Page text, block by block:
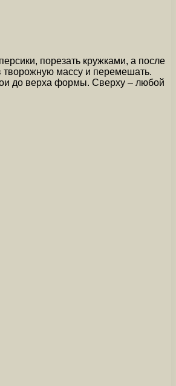
порезать кружками, а после
творожную массу и перемешать.
до верха формы. Сверху – любой